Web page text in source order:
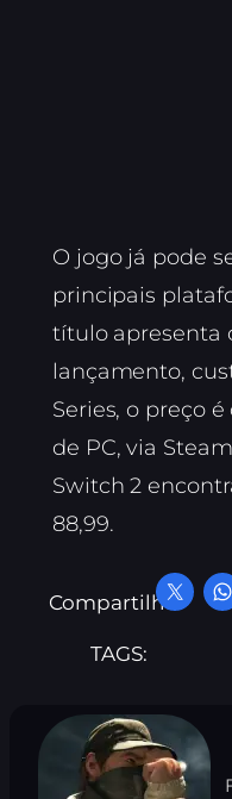
O jogo já pode
principais
título apresenta
lançamento,
Series, o preço
de PC, via
Switch 2
88,99.
Compartilhe:
TAGS: